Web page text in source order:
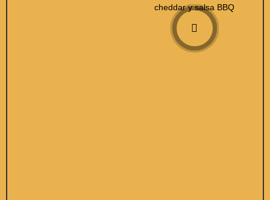
cheddar y salsa BBQ